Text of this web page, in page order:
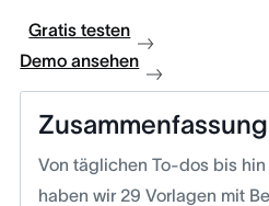
Gratis testen
Demo ansehen
Zusammenfassung
Von täglichen To-dos bis
haben wir 29 Vorlagen mit